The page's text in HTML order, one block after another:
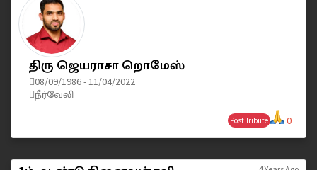
திரு ஜெயராசா றொமேஸ்
08/09/1986 - 11/04/2022
நீர்வேலி
0
Post Tribute